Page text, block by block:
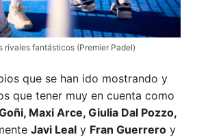
rivales fantásticos (Premier Padel)
que se han ido mostrando y
que tener muy en cuenta como
Maxi Arce, Giulia Dal Pozzo,
Javi Leal y Fran Guerrero y